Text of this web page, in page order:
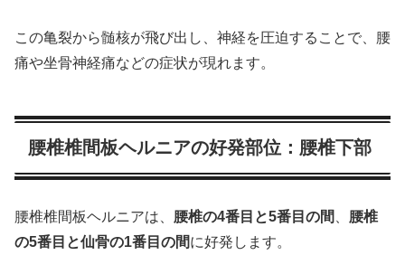
この亀裂から髄核が飛び出し、神経を圧迫することで、腰
痛や坐骨神経痛などの症状が現れます。
腰椎椎間板ヘルニアの好発部位：腰椎下部
腰椎椎間板ヘルニアは、 腰椎の4番目と5番目の間
腰椎
の5番目と仙骨の1番目の間に好発します。